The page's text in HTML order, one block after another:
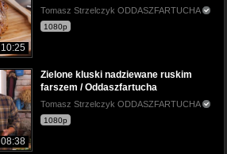
10:25
Tomasz Strzelczyk ODDASZFARTUCHA
1080p
08:38
Zielone kluski nadziewane ruskim
farszem / Oddaszfartucha
Tomasz Strzelczyk ODDASZFARTUCHA
1080p